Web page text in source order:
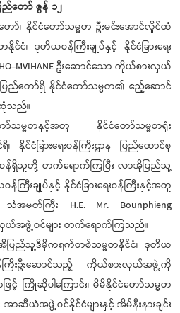
ည်တော် ဇွန် ၁၂
ော်၊ နိုင်ငံတော်သမ္မတ ဦးမင်းအောင်လှိုင်ထံ
၊ ဒုတိယဝန်ကြီးချုပ်နှင့် နိုင်ငံခြားရေး
MVIHANE ဦးဆောင်သော ကိုယ်စားလှယ်
ည်တော်ရှိ နိုင်ငံတော်သမ္မတ၏ ဧည့်ဆောင်
သည်။
မ္မတနှင့်အတူ နိုင်ငံတော်သမ္မတရုံး
နိုင်ငံခြားရေးဝန်ကြီးဌာန ပြည်ထောင်စု
ဝန်ရှိသူတို့ တက်ရောက်ကြပြီး လာအိုပြည်သူ့
ြီးချုပ်နှင့် နိုင်ငံခြားရေးဝန်ကြီးနှင့်အတူ
အမတ်ကြီး H.E. Mr. Bounphieng
းလှယ်အဖွဲ့ဝင်များ တက်ရောက်ကြသည်။
ပြည်သူ့ဒီမိုကရက်တစ်သမ္မတနိုင်ငံ၊ ဒုတိယ
ဝန်ကြီးဦးဆောင်သည့် ကိုယ်စားလှယ်အဖွဲ့ကို
င့် ကြိုဆိုပါကြောင်း၊ မိမိနိုင်ငံတော်သမ္မတ
ာဆီယံအဖွဲ့ဝင်နိုင်ငံများနှင့် အိမ်နီးနားချင်း